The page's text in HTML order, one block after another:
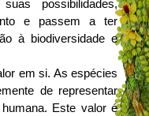
possibilidades,
e passem a ter
à biodiversidade e
em si. As espécies
de representar
Este valor é